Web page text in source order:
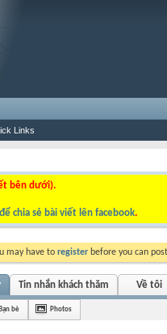
Links
bên dưới).
để chia sẻ bài viết lên facebook.
may have to register before you can
Tin nhắn khách thăm Về tôi
Bạn bè Photos